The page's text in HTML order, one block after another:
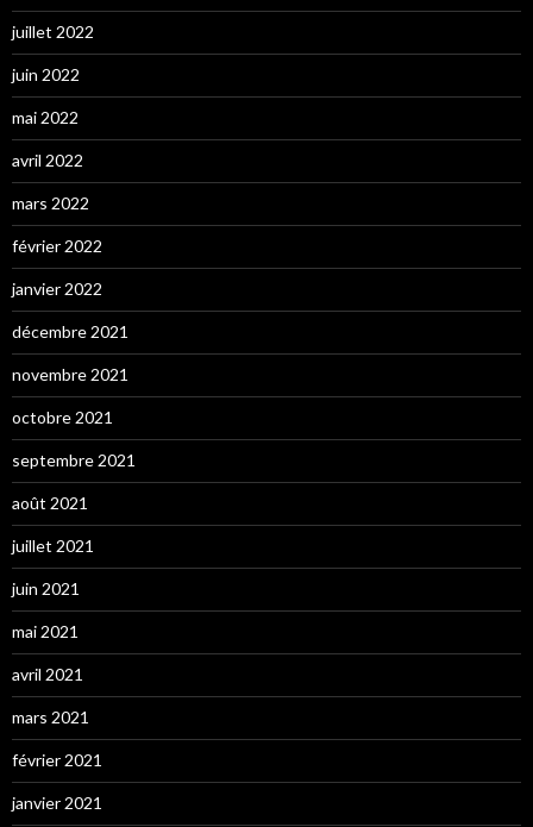
juillet 2022
juin 2022
mai 2022
avril 2022
mars 2022
février 2022
janvier 2022
décembre 2021
novembre 2021
octobre 2021
septembre 2021
août 2021
juillet 2021
juin 2021
mai 2021
avril 2021
mars 2021
février 2021
janvier 2021